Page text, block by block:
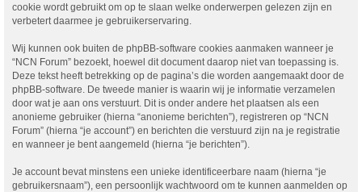
cookie wordt gebruikt om op te slaan welke onderwerpen gelezen zijn en
verbetert daarmee je gebruikerservaring.
Wij kunnen ook buiten de phpBB-software cookies aanmaken wanneer je
“NCN Forum” bezoekt, hoewel dit document daarop niet van toepassing is.
Deze tekst heeft betrekking op de pagina’s die worden aangemaakt door de
phpBB-software. De tweede manier is waarin wij je informatie verzamelen
door wat je aan ons verstuurt. Dit is onder andere het plaatsen als een
anonieme gebruiker (hierna “anonieme berichten”), registreren op “NCN
Forum” (hierna “je account”) en berichten die verstuurd zijn na je registratie
en wanneer je bent aangemeld (hierna “je berichten”).
Je account bevat minstens een unieke identificeerbare naam (hierna “je
gebruikersnaam”), een persoonlijk wachtwoord om te kunnen aanmelden op